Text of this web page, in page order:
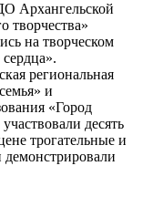
Архангельской
творчества»
на творческом
региональная
и
«Город
десять
трогательные и